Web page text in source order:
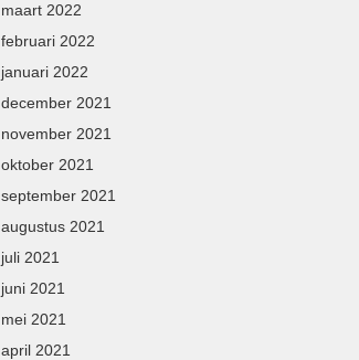
maart 2022
februari 2022
januari 2022
december 2021
november 2021
oktober 2021
september 2021
augustus 2021
juli 2021
juni 2021
mei 2021
april 2021